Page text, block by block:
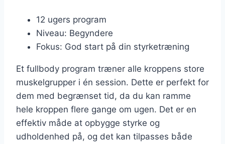
12 ugers program
Niveau: Begyndere
Fokus: God start på din styrketræning
Et fullbody program træner alle kroppens store
muskelgrupper i én session. Dette er perfekt for
dem med begrænset tid, da du kan ramme
hele kroppen flere gange om ugen. Det er en
effektiv måde at opbygge styrke og
udholdenhed på, og det kan tilpasses både